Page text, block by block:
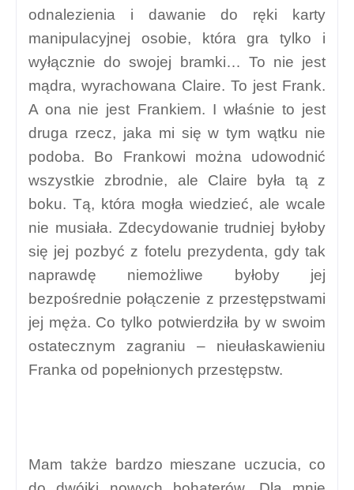
odnalezienia i dawanie do ręki karty
manipulacyjnej osobie, która gra tylko i
wyłącznie do swojej bramki… To nie jest
mądra, wyrachowana Claire. To jest Frank.
A ona nie jest Frankiem. I właśnie to jest
druga rzecz, jaka mi się w tym wątku nie
podoba. Bo Frankowi można udowodnić
wszystkie zbrodnie, ale Claire była tą z
boku. Tą, która mogła wiedzieć, ale wcale
nie musiała. Zdecydowanie trudniej byłoby
się jej pozbyć z fotelu prezydenta, gdy tak
naprawdę niemożliwe byłoby jej
bezpośrednie połączenie z przestępstwami
jej męża. Co tylko potwierdziła by w swoim
ostatecznym zagraniu – nieułaskawieniu
Franka od popełnionych przestępstw.